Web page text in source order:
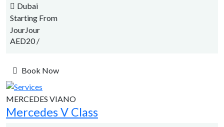
Dubai
Starting From
JourJour
AED20/
Book Now
MERCEDES VIANO
Mercedes V Class